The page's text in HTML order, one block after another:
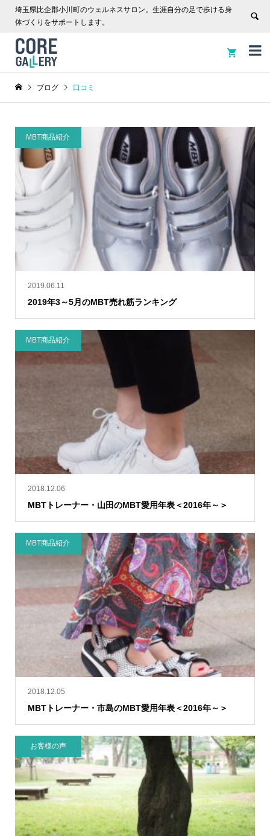
埼玉県比企郡小川町のウェルネスサロン。生涯自分の足で歩ける身
体づくりをサポートします。


ブログ 口コミ
2019.06.11
2019年3～5月のMBT売れ筋ランキング
MBT商品紹介
2018.12.06
MBTトレーナー・山田のMBT愛用年表＜2016年～＞
MBT商品紹介
2018.12.05
MBTトレーナー・市島のMBT愛用年表＜2016年～＞
MBT商品紹介
お客様の声